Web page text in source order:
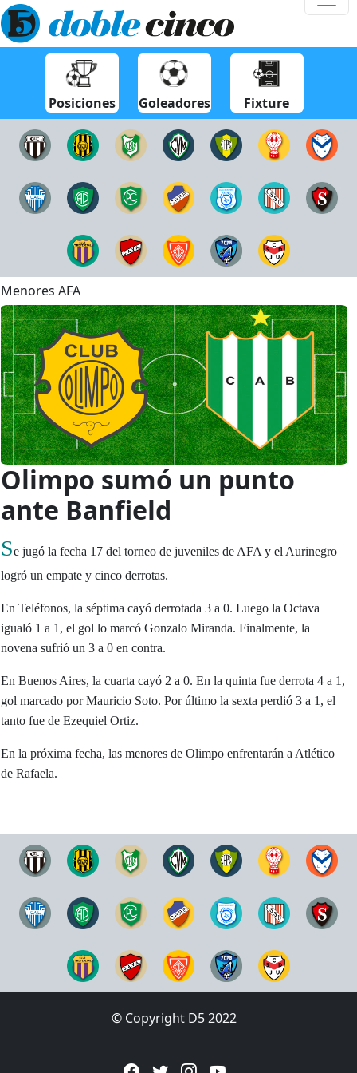
Posiciones Goleadores Fixture
Menores AFA
Olimpo sumó un punto
ante Banfield
Se jugó la fecha 17 del torneo de juveniles de AFA y el Aurinegro
logró un empate y cinco derrotas.
En Teléfonos, la séptima cayó derrotada 3 a 0. Luego la Octava
igualó 1 a 1, el gol lo marcó Gonzalo Miranda. Finalmente, la
novena sufrió un 3 a 0 en contra.
En Buenos Aires, la cuarta cayó 2 a 0. En la quinta fue derrota 4 a 1,
gol marcado por Mauricio Soto. Por último la sexta perdió 3 a 1, el
tanto fue de Ezequiel Ortiz.
En la próxima fecha, las menores de Olimpo enfrentarán a Atlético
de Rafaela.
© Copyright D5 2022